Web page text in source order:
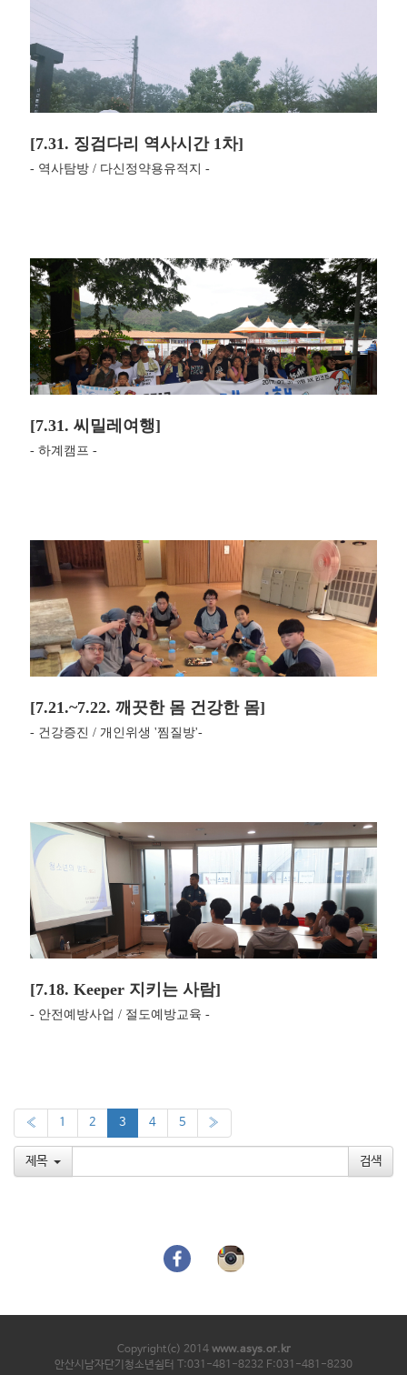
[7.31. 징검다리 역사시간 1차]
- 역사탐방 / 다신정약용유적지 -
[7.31. 씨밀레여행]
- 하계캠프 -
[7.21.~7.22. 깨끗한 몸 건강한 몸]
- 건강증진 / 개인위생 '찜질방'-
[7.18. Keeper 지키는 사람]
- 안전예방사업 / 절도예방교육 -
« 1 2 3 4 5 »
제목
Copyright(c) 2014 www.asys.or.kr
안산시남자단기청소년쉼터 T:031-481-8232 F:031-481-8230